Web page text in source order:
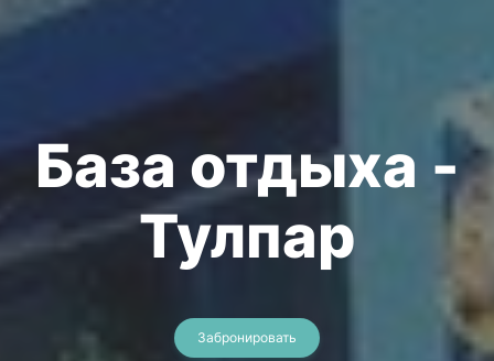
База отдыха -
Тулпар
Забронировать